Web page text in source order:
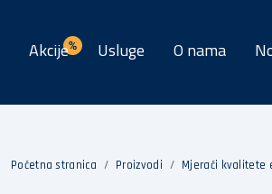
Akcije Usluge O nama
Početna stranica Proizvodi Mjerači kvalitete